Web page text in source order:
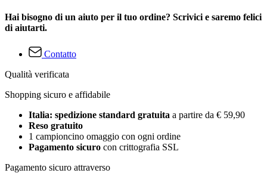
Hai bisogno di un aiuto per il tuo ordine? Scrivici e saremo felici
di aiutarti.
Contatto
Qualità verificata
Shopping sicuro e affidabile
Italia: spedizione standard gratuita a partire da € 59,90
Reso gratuito
1 campioncino omaggio con ogni ordine
Pagamento sicuro con crittografia SSL
Pagamento sicuro attraverso